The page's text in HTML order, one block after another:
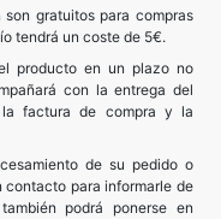
gratuitos para compras
tendrá un coste de 5€.
producto en un plazo no
con la entrega del
factura de compra y la
de su pedido o
contacto para informarle de
podrá ponerse en